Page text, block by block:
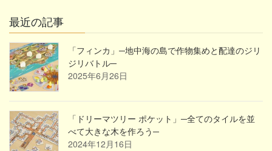
最近の記事
「フィンカ」─地中海の島で作物集めと配達のジリ
ジリバトル─
2025年6月26日
「ドリーマツリー ポケット」─全てのタイルを並
べて大きな木を作ろう─
2024年12月16日